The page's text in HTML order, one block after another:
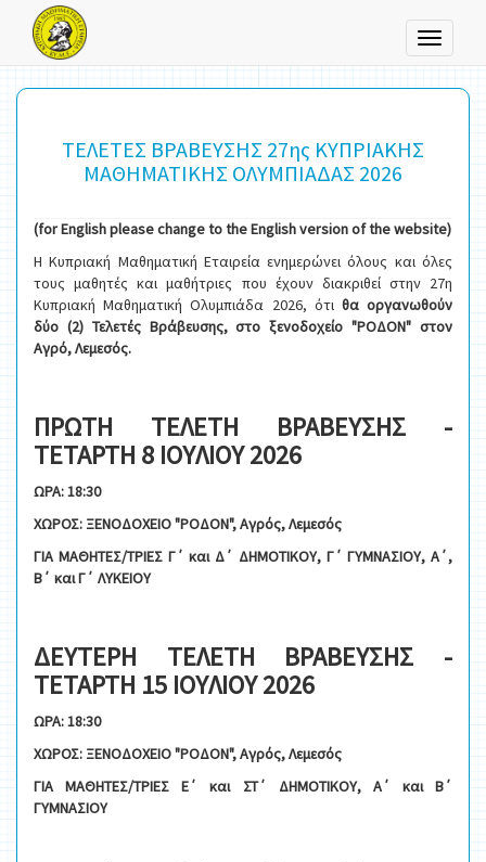
Toggle
ΤΕΛΕΤΕΣ ΒΡΑΒΕΥΣΗΣ 27ης ΚΥΠΡΙΑΚΗΣ
ΜΑΘΗΜΑΤΙΚΗΣ ΟΛΥΜΠΙΑΔΑΣ 2026
(for English please change to the English version of the website)
Η Κυπριακή Μαθηματική Εταιρεία ενημερώνει όλους και όλες
τους μαθητές και μαθήτριες που έχουν διακριθεί στην 27η
Κυπριακή Μαθηματική Ολυμπιάδα 2026, ότι θα οργανωθούν
δύο (2) Τελετές Βράβευσης, στο ξενοδοχείο "ΡΟΔΟΝ" στον
Αγρό, Λεμεσός.
ΠΡΩΤΗ ΤΕΛΕΤΗ ΒΡΑΒΕΥΣΗΣ -
ΤΕΤΑΡΤΗ 8 ΙΟΥΛΙΟΥ 2026
ΩΡΑ: 18:30
ΧΩΡΟΣ: ΞΕΝΟΔΟΧΕΙΟ "ΡΟΔΟΝ", Αγρός, Λεμεσός
ΓΙΑ ΜΑΘΗΤΕΣ/ΤΡΙΕΣ Γ΄ και Δ΄ ΔΗΜΟΤΙΚΟΥ, Γ΄ ΓΥΜΝΑΣΙΟΥ, Α΄,
Β΄ και Γ΄ ΛΥΚΕΙΟΥ
ΔΕΥΤΕΡΗ ΤΕΛΕΤΗ ΒΡΑΒΕΥΣΗΣ -
ΤΕΤΑΡΤΗ 15 ΙΟΥΛΙΟΥ 2026
ΩΡΑ: 18:30
ΧΩΡΟΣ: ΞΕΝΟΔΟΧΕΙΟ "ΡΟΔΟΝ", Αγρός, Λεμεσός
ΓΙΑ ΜΑΘΗΤΕΣ/ΤΡΙΕΣ Ε΄ και ΣΤ΄ ΔΗΜΟΤΙΚΟΥ, Α΄ και Β΄
ΓΥΜΝΑΣΙΟΥ